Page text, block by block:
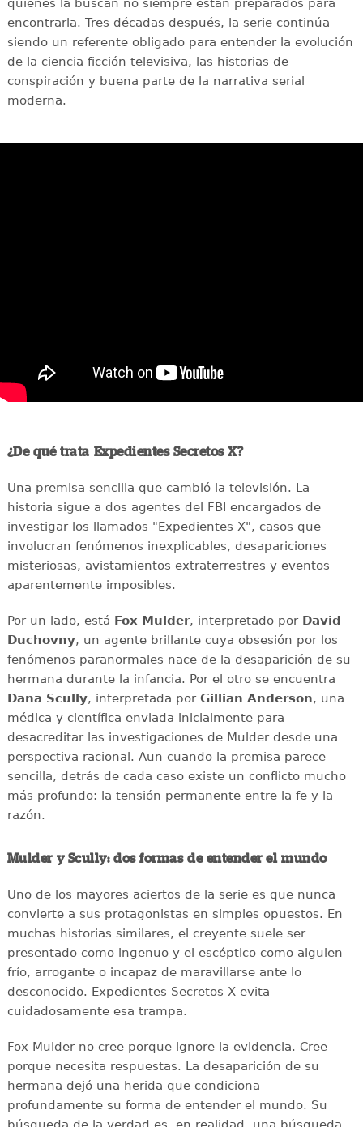
quienes la buscan no siempre están preparados para
encontrarla. Tres décadas después, la serie continúa
siendo un referente obligado para entender la evolución
de la ciencia ficción televisiva, las historias de
conspiración y buena parte de la narrativa serial
moderna.
¿De qué trata Expedientes Secretos X?
Una premisa sencilla que cambió la televisión. La
historia sigue a dos agentes del FBI encargados de
investigar los llamados "Expedientes X", casos que
involucran fenómenos inexplicables, desapariciones
misteriosas, avistamientos extraterrestres y eventos
aparentemente imposibles.
Por un lado, está Fox Mulder, interpretado por David
Duchovny, un agente brillante cuya obsesión por los
fenómenos paranormales nace de la desaparición de su
hermana durante la infancia. Por el otro se encuentra
Dana Scully, interpretada por Gillian Anderson, una
médica y científica enviada inicialmente para
desacreditar las investigaciones de Mulder desde una
perspectiva racional. Aun cuando la premisa parece
sencilla, detrás de cada caso existe un conflicto mucho
más profundo: la tensión permanente entre la fe y la
razón.
Mulder y Scully: dos formas de entender el mundo
Uno de los mayores aciertos de la serie es que nunca
convierte a sus protagonistas en simples opuestos. En
muchas historias similares, el creyente suele ser
presentado como ingenuo y el escéptico como alguien
frío, arrogante o incapaz de maravillarse ante lo
desconocido. Expedientes Secretos X evita
cuidadosamente esa trampa.
Fox Mulder no cree porque ignore la evidencia. Cree
porque necesita respuestas. La desaparición de su
hermana dejó una herida que condiciona
profundamente su forma de entender el mundo. Su